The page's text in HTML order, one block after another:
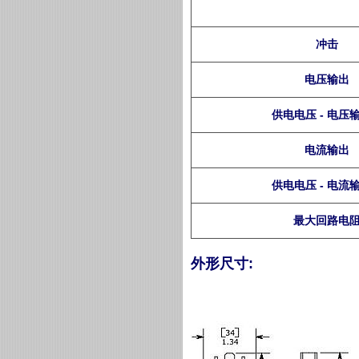
冲击
电压输出
供电电压 - 电压
电流输出
供电电压 - 电流
最大回路电
外形尺寸: